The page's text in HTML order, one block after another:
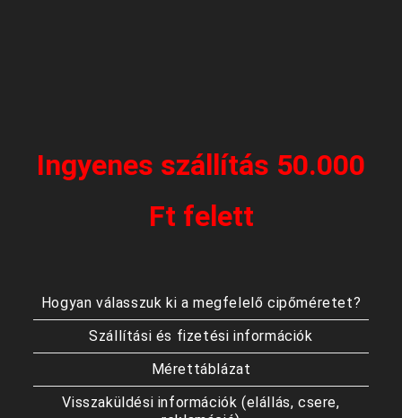
Ingyenes szállítás 50.000
Ft felett
Hogyan válasszuk ki a megfelelő cipőméretet?
Szállítási és fizetési információk
Mérettáblázat
Visszaküldési információk (elállás, csere,